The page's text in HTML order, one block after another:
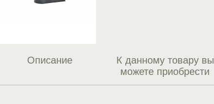
Описание
К данному товару вы
можете приобрести